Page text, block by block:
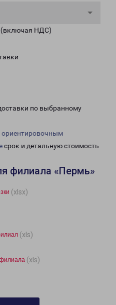
(включая НДС)
по выбранному
ориентировочным
срок и детальную стоимость
филиала «Пермь»
(xlsx)
(xls)
(xls)